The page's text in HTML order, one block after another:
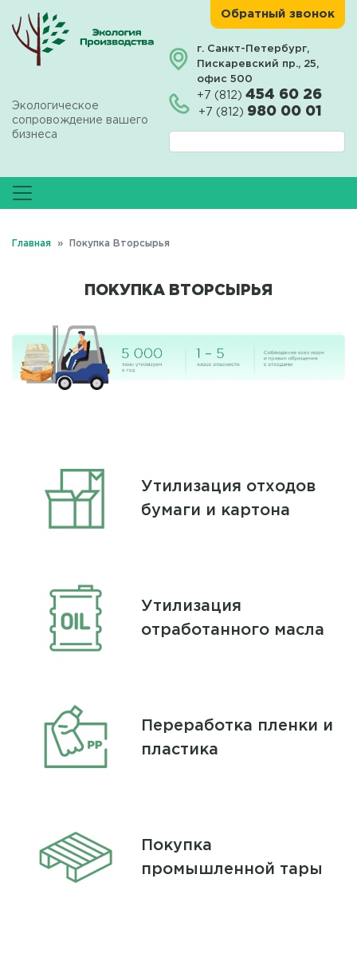
Перейти
основному
содержанию
Экологическое
сопровождение вашего
бизнеса
Обратный звонок
г. Санкт-Петербург,
Пискаревский пр., 25,
офис 500
+7 (812) 454 60 26
+7 (812) 980 00 01
Главная Покупка Вторсырья
ПОКУПКА ВТОРСЫРЬЯ
Утилизация отходов
бумаги и картона
Утилизация
отработанного масла
Переработка пленки и
пластика
Покупка
промышленной тары